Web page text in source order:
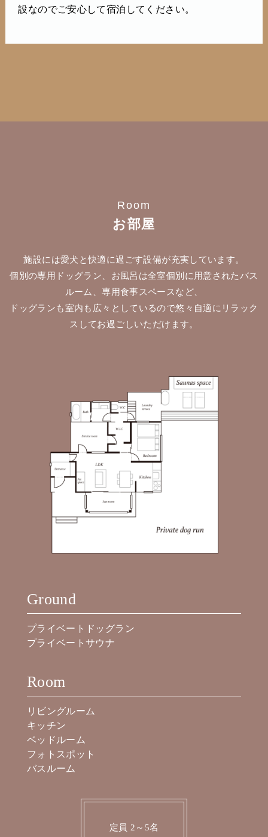
設なのでご安心して宿泊してください。
Room
お部屋
施設には愛犬と快適に過ごす設備が充実しています。
個別の専用ドッグラン、お風呂は全室個別に用意されたバス
ルーム、専用食事スペースなど、
ドッグランも室内も広々としているので悠々自適にリラック
スしてお過ごしいただけます。
Ground
プライベートドッグラン
プライベートサウナ
Room
リビングルーム
キッチン
ベッドルーム
フォトスポット
バスルーム
定員 2～5名